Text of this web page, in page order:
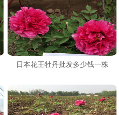
日本花王牡丹批发多少钱一株